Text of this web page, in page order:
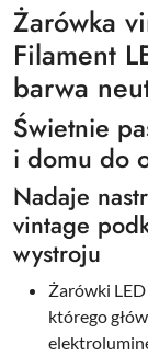
Żarówka
Filament
barwa
Świetnie
i domu do
Nadaje
vintage
wystroju
Żarówki
którego